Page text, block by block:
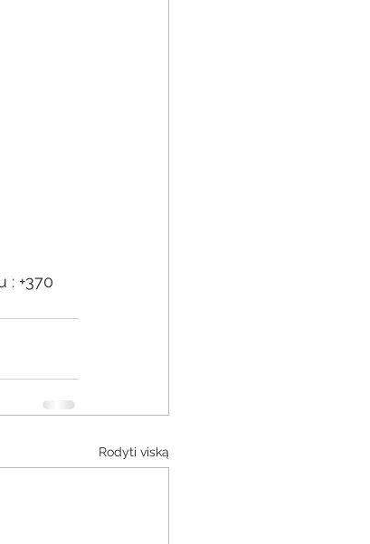
: +370
Rodyti viską